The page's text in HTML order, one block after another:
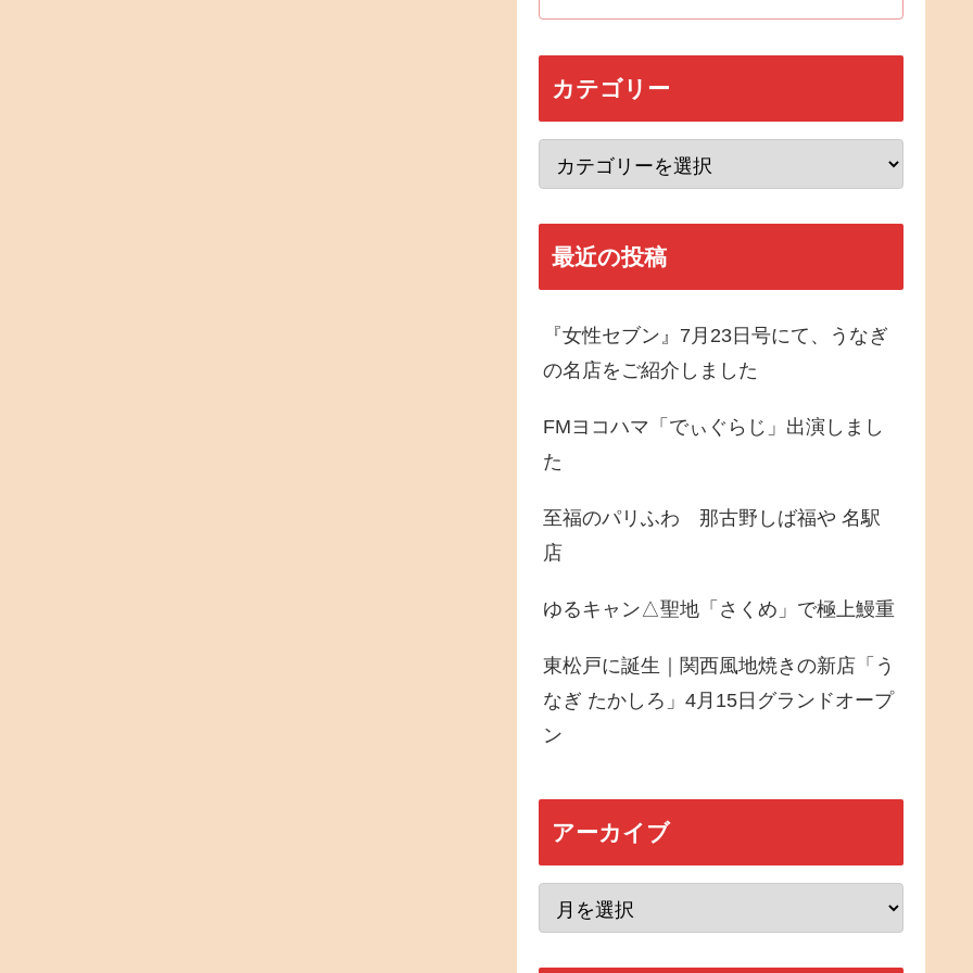
カテゴリー
最近の投稿
『女性セブン』7月23日号にて、うなぎ
の名店をご紹介しました
FMヨコハマ「でぃぐらじ」出演しまし
た
至福のパリふわ 那古野しば福や 名駅
店
ゆるキャン△聖地「さくめ」で極上鰻重
東松戸に誕生｜関西風地焼きの新店「う
なぎ たかしろ」4月15日グランドオープ
ン
アーカイブ